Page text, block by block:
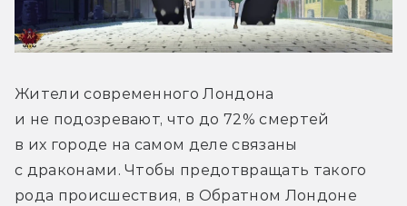
Жители современного Лондона
и не подозревают, что до 72% смертей
в их городе на самом деле связаны
с драконами. Чтобы предотвращать такого
рода происшествия, в Обратном Лондоне